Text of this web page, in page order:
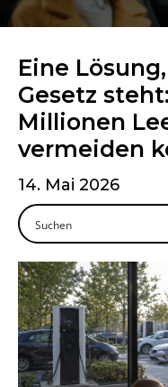
Eine
Gesetz
Millionen
vermeiden
14. Mai 2026